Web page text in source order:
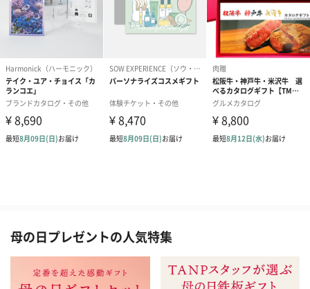
母の日プレゼントの人気特集